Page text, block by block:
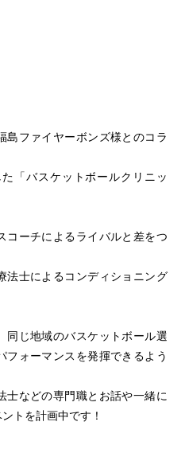
島ファイヤーボンズ様とのコラ
「バスケットボールクリニッ
コーチによるライバルと差をつ
法士によるコンディショニング
同じ地域のバスケットボール選
フォーマンスを発揮できるよう
士などの専門職とお話や一緒に
トを計画中です！